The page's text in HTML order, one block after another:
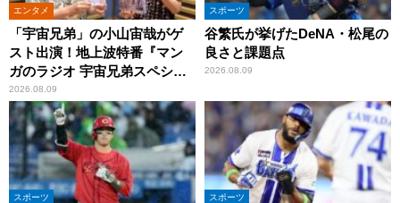
エンタメ
「宇宙兄弟」の小山宙哉がゲ
スト出演！地上波特番『マン
ガのラジオ 宇宙兄弟スペシャ
ル 』
2026.08.09
スポーツ
谷繁氏が挙げたDeNA・松尾の
良さと課題点
2026.08.09
スポーツ スポーツ